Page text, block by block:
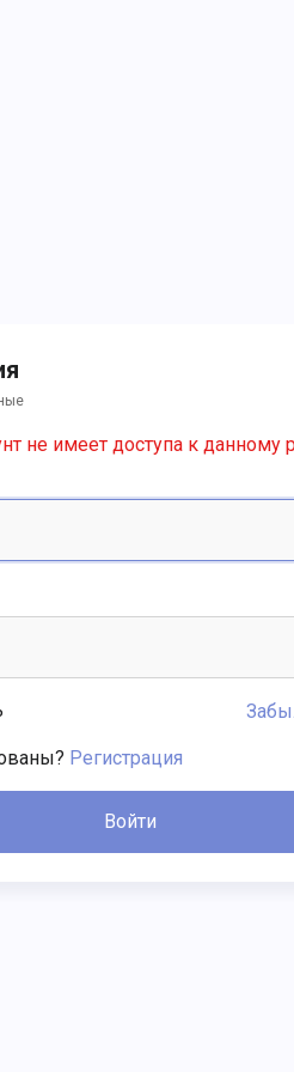
не имеет доступа к данному
Регистрация